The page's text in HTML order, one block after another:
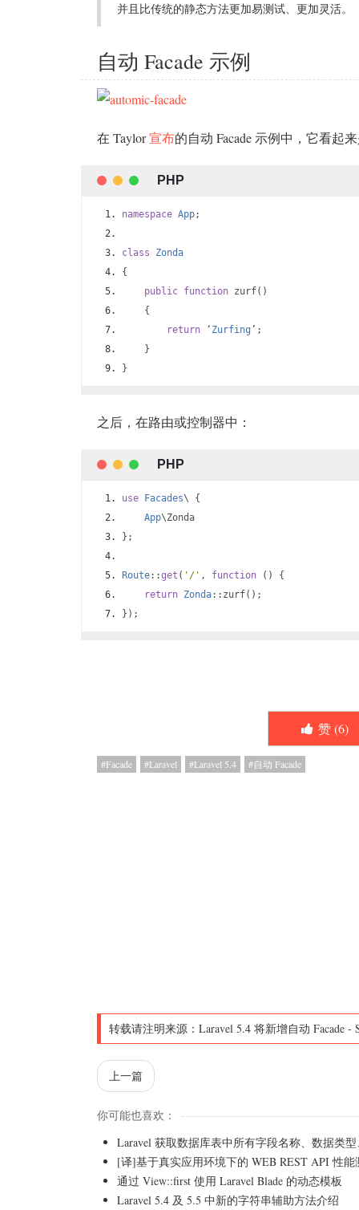
并且比传统的静态方法更加易测试、更加灵活。
自动 Facade 示例
在 Taylor宣布的自动 Facade 示例中，它看起
namespace App;
class
Zonda
{
public function zurf()
{
return
‘ Zurfing ’;
}
}
之后，在路由或控制器中：
use Facades\ {
App\Zonda
};
Route::get ( '/' , function ()
{
return Zonda:: zurf();
});
赞 (6)
Facade Laravel Laravel 5.4 自动 Facade
转载请注明来源： Laravel 5.4 将新增自动 Facade -
上一篇
你可能也喜欢：
Laravel 获取数据库表中所有字段名称、数据类
[译]基于真实应用环境下的 WEB REST API 性能
通过 View::first 使用 Laravel Blade 的动态模板
Laravel 5.4 及 5.5 中新的字符串辅助方法介绍